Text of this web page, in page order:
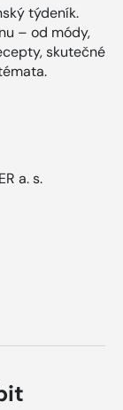
týdeník.
– od módy,
skutečné
a. s.